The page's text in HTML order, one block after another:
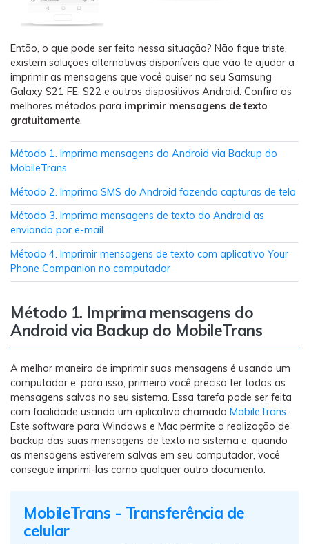
Mutsapper
Transferir dados do WhatsApp e WhatsApp
Business sem redefinição de fábrica.
MobileTrans App
Transferir dados do telefone, dados do
WhatsApp e arquivos entre dispositivos.
WeLastseen
O WeLastseen mantém seu WhatsApp conectado
e informado.
Então, o que pode ser feito nessa situação? Não fique triste,
existem soluções alternativas disponíveis que vão te ajudar a
imprimir as mensagens que você quiser no seu Samsung
Galaxy S21 FE, S22 e outros dispositivos Android. Confira os
melhores métodos para imprimir mensagens de texto
gratuitamente.
Método 1. Imprima mensagens do Android via Backup do
MobileTrans
Método 2. Imprima SMS do Android fazendo capturas de tela
Método 3. Imprima mensagens de texto do Android as
enviando por e-mail
Método 4. Imprimir mensagens de texto com aplicativo Your
Phone Companion no computador
Método 1. Imprima mensagens do
Android via Backup do MobileTrans
A melhor maneira de imprimir suas mensagens é usando um
computador e, para isso, primeiro você precisa ter todas as
mensagens salvas no seu sistema. Essa tarefa pode ser feita
com facilidade usando um aplicativo chamado MobileTrans.
Este software para Windows e Mac permite a realização de
backup das suas mensagens de texto no sistema e, quando
as mensagens estiverem salvas em seu computador, você
consegue imprimi-las como qualquer outro documento.
MobileTrans - Transferência de
celular